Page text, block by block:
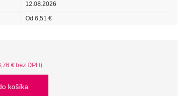
12.08.2026
Od 6,51 €
€ bez DPH)
košíka